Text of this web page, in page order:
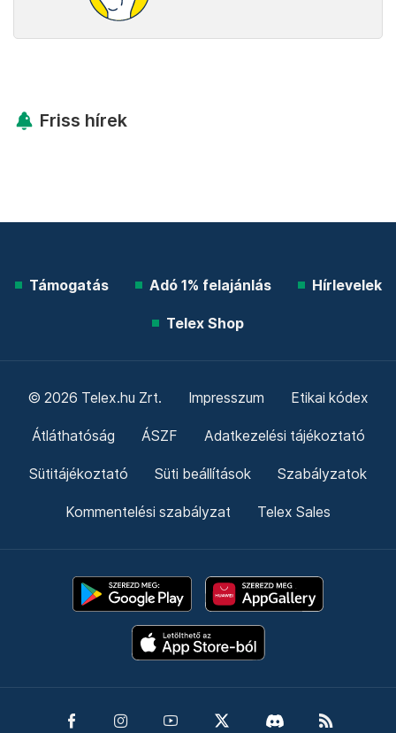
Friss hírek
Támogatás Adó 1% felajánlás Hírlevelek
Telex Shop
© 2026 Telex.hu Zrt. Impresszum Etikai kódex
Átláthatóság ÁSZF Adatkezelési tájékoztató
Sütitájékoztató Süti beállítások Szabályzatok
Kommentelési szabályzat Telex Sales